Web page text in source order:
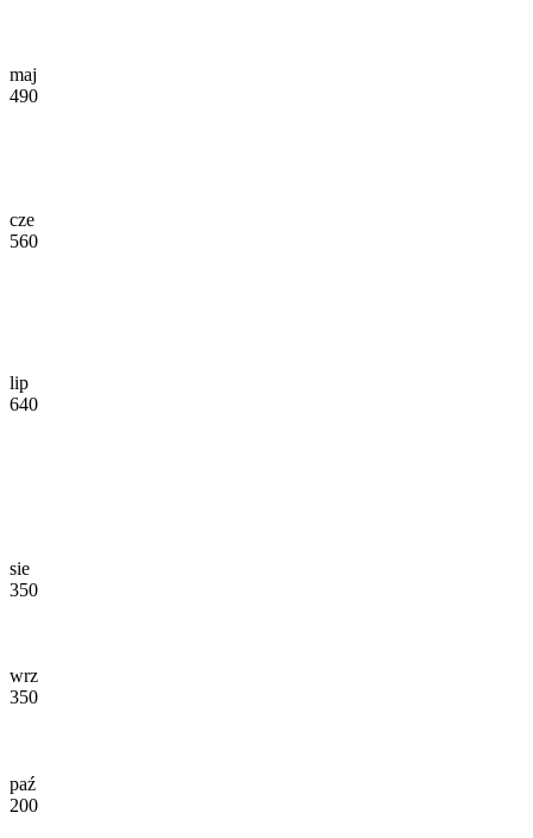
maj
490
cze
560
lip
640
sie
350
wrz
350
paź
200